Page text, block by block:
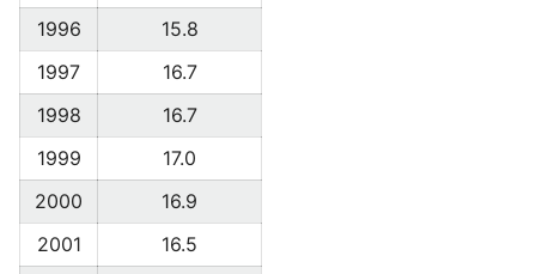
1996
15.8
1997
16.7
1998
16.7
1999
17.0
2000
16.9
2001
16.5